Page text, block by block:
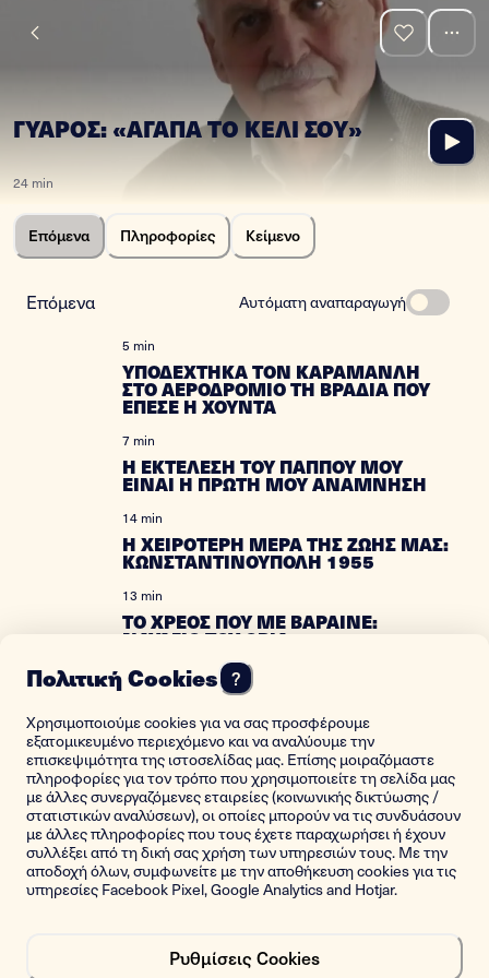
ΓΥΑΡΟΣ: «ΑΓΑΠΑ ΤΟ ΚΕΛΙ ΣΟΥ»
24 min
Επόμενα Πληροφορίες Κείμενο
Επόμενα Αυτόματη αναπαραγωγή
5 min
ΥΠΟΔΕΧΤΗΚΑ ΤΟΝ ΚΑΡΑΜΑΝΛΗ
ΣΤΟ ΑΕΡΟΔΡΟΜΙΟ ΤΗ ΒΡΑΔΙΑ ΠΟΥ
ΕΠΕΣΕ Η ΧΟΥΝΤΑ
7 min
Η ΕΚΤΕΛΕΣΗ ΤΟΥ ΠΑΠΠΟΥ ΜΟΥ
ΕΙΝΑΙ Η ΠΡΩΤΗ ΜΟΥ ΑΝΑΜΝΗΣΗ
14 min
Η ΧΕΙΡΟΤΕΡΗ ΜΕΡΑ ΤΗΣ ΖΩΗΣ ΜΑΣ:
ΚΩΝΣΤΑΝΤΙΝΟΥΠΟΛΗ 1955
13 min
ΤΟ ΧΡΕΟΣ ΠΟΥ ΜΕ ΒΑΡΑΙΝΕ:
ΝΑΥΑΓΙΟ ΤΟΥ ΟΡΙΑ
18 min
ΠΙΣΩ ΑΠΟ ΤΑ ΦΩΤΑ ΗΤΑΝ Η
ΕΛΕΥΘΕΡΙΑ
20 min
NEVER LOSE HOPE: A YOUNG GREEK
JEW FACES THE NAZIS
14 min
A SOVIET HERO’S DAUGHTER
15 min
Πολιτική Cookies ?
Χρησιμοποιούμε cookies για να σας προσφέρουμε
εξατομικευμένο περιεχόμενο και να αναλύουμε την
επισκεψιμότητα της ιστοσελίδας μας. Επίσης μοιραζόμαστε
πληροφορίες για τον τρόπο που χρησιμοποιείτε τη σελίδα μας
με άλλες συνεργαζόμενες εταιρείες (κοινωνικής δικτύωσης /
στατιστικών αναλύσεων), οι οποίες μπορούν να τις συνδυάσουν
με άλλες πληροφορίες που τους έχετε παραχωρήσει ή έχουν
συλλέξει από τη δική σας χρήση των υπηρεσιών τους. Με την
αποδοχή όλων, συμφωνείτε με την αποθήκευση cookies για τις
υπηρεσίες Facebook Pixel, Google Analytics and Hotjar.
Ρυθμίσεις Cookies